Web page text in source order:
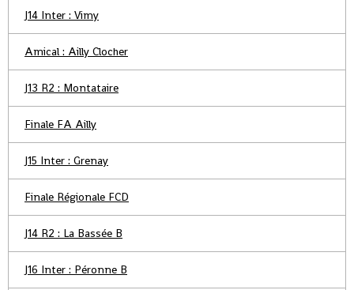
J14 Inter : Vimy
Amical : Ailly Clocher
J13 R2 : Montataire
Finale FA Ailly
J15 Inter : Grenay
Finale Régionale FCD
J14 R2 : La Bassée B
J16 Inter : Péronne B